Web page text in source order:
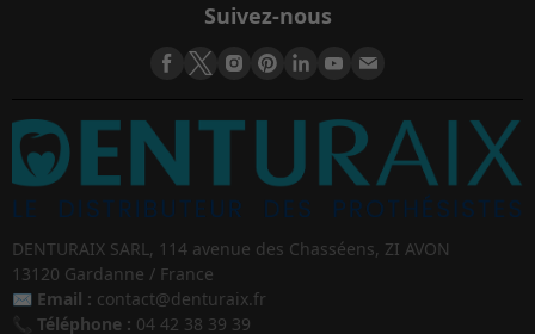
Suivez-nous
DENTURAIX SARL, 114 avenue des Chasséens, ZI AVON
13120 Gardanne / France
✉️ Email : contact@denturaix.fr
Téléphone : 04 42 38 39 39